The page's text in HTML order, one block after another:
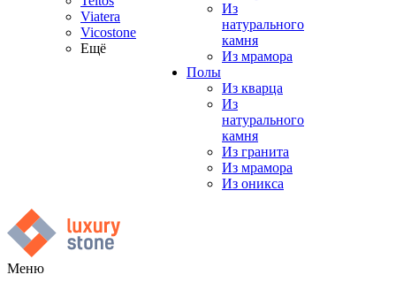
Viatera
Vicostone
Ещё
Из
натурального
камня
Из мрамора
Полы
Из кварца
Из
натурального
камня
Из гранита
Из мрамора
Из оникса
Меню